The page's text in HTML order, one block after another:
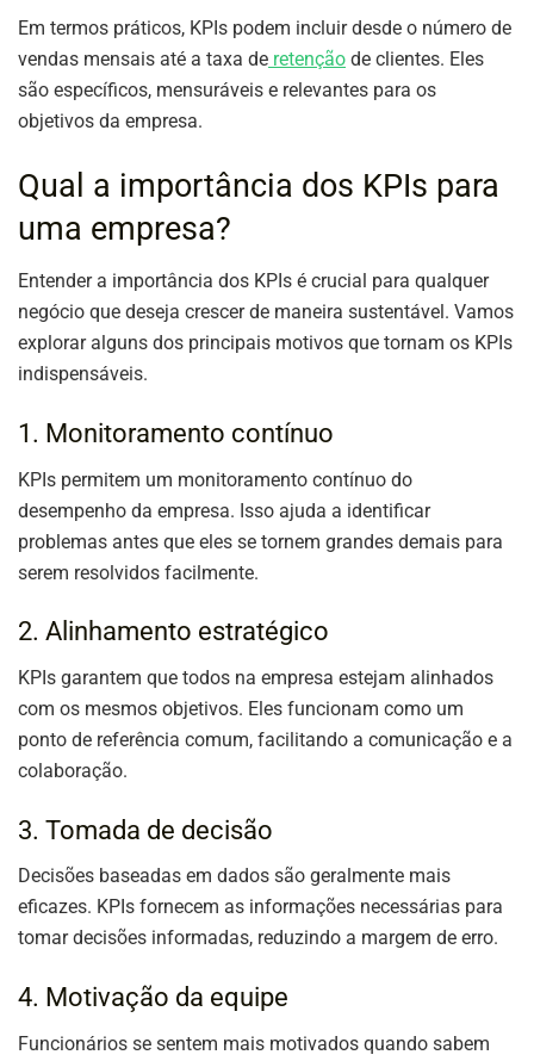
Em termos práticos, KPIs podem incluir desde o número de
vendas mensais até a taxa de retenção de clientes. Eles
são específicos, mensuráveis e relevantes para os
objetivos da empresa.
Qual a importância dos KPIs para
uma empresa?
Entender a importância dos KPIs é crucial para qualquer
negócio que deseja crescer de maneira sustentável. Vamos
explorar alguns dos principais motivos que tornam os KPIs
indispensáveis.
1. Monitoramento contínuo
KPIs permitem um monitoramento contínuo do
desempenho da empresa. Isso ajuda a identificar
problemas antes que eles se tornem grandes demais para
serem resolvidos facilmente.
2. Alinhamento estratégico
KPIs garantem que todos na empresa estejam alinhados
com os mesmos objetivos. Eles funcionam como um
ponto de referência comum, facilitando a comunicação e a
colaboração.
3. Tomada de decisão
Decisões baseadas em dados são geralmente mais
eficazes. KPIs fornecem as informações necessárias para
tomar decisões informadas, reduzindo a margem de erro.
4. Motivação da equipe
Funcionários se sentem mais motivados quando sabem